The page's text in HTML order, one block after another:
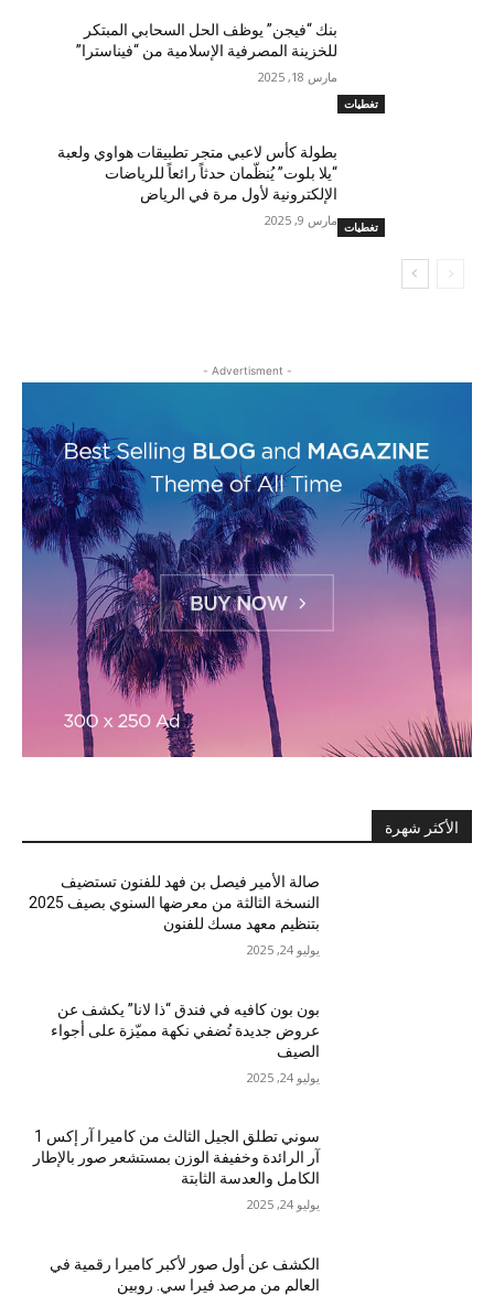
تغطيات
بنك “فيجن” يوظف الحل السحابي المبتكر
للخزينة المصرفية الإسلامية من “فيناسترا”
مارس 18, 2025
تغطيات
بطولة كأس لاعبي متجر تطبيقات هواوي ولعبة
“يلا بلوت” يُنظّمان حدثاً رائعاً للرياضات
الإلكترونية لأول مرة في الرياض
مارس 9, 2025
- Advertisment -
الأكثر شهرة
صالة الأمير فيصل بن فهد للفنون تستضيف
النسخة الثالثة من معرضها السنوي بصيف 2025
بتنظيم معهد مسك للفنون
يوليو 24, 2025
بون بون كافيه في فندق “ذا لانا” يكشف عن
عروض جديدة تُضفي نكهة مميّزة على أجواء
الصيف
يوليو 24, 2025
سوني تطلق الجيل الثالث من كاميرا آر إكس 1
آر الرائدة وخفيفة الوزن بمستشعر صور بالإطار
الكامل والعدسة الثابتة
يوليو 24, 2025
الكشف عن أول صور لأكبر كاميرا رقمية في
العالم من مرصد فيرا سي. روبين